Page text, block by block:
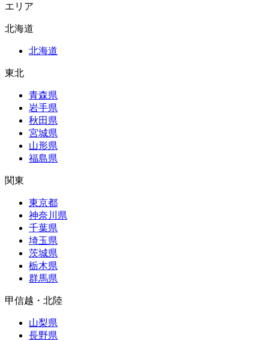
エリア
北海道
北海道
東北
青森県
岩手県
秋田県
宮城県
山形県
福島県
関東
東京都
神奈川県
千葉県
埼玉県
茨城県
栃木県
群馬県
甲信越・北陸
山梨県
長野県